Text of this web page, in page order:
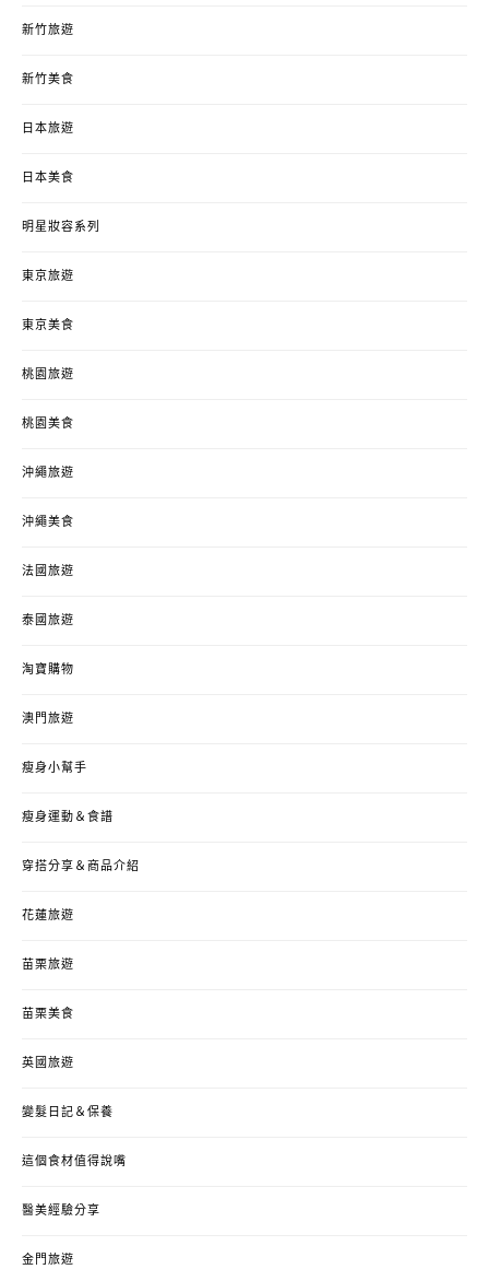
新竹旅遊
新竹美食
日本旅遊
日本美食
明星妝容系列
東京旅遊
東京美食
桃園旅遊
桃園美食
沖繩旅遊
沖繩美食
法國旅遊
泰國旅遊
淘寶購物
澳門旅遊
瘦身小幫手
瘦身運動＆食譜
穿搭分享＆商品介紹
花蓮旅遊
苗栗旅遊
苗栗美食
英國旅遊
變髮日記＆保養
這個食材值得說嘴
醫美經驗分享
金門旅遊